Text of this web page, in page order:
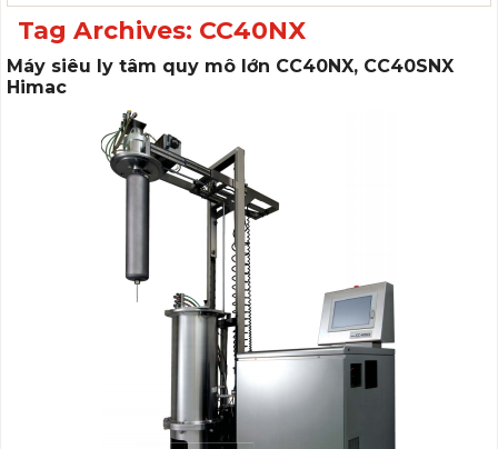
Tag Archives: CC40NX
Máy siêu ly tâm quy mô lớn CC40NX, CC40SNX
Himac